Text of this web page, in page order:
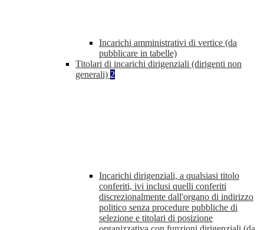
Incarichi amministrativi di vertice (da
pubblicare in tabelle)
Titolari di incarichi dirigenziali (dirigenti non
generali) 2
Incarichi dirigenziali, a qualsiasi titolo
conferiti, ivi inclusi quelli conferiti
discrezionalmente dall'organo di indirizzo
politico senza procedure pubbliche di
selezione e titolari di posizione